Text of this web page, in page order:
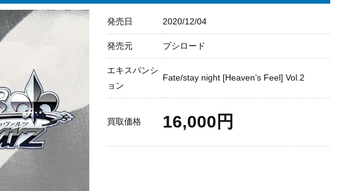
発売日 2020/12/04
発売元 ブシロード
エキスパンシ
ョン
Fate/stay night [Heaven’s Feel] Vol.2
買取価格 16,000円